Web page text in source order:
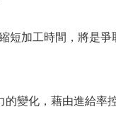
短加工時間，將是
變化，藉由進給率